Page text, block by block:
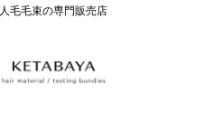
人毛毛束の専門販売店